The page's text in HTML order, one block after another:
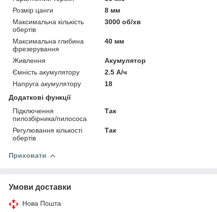
Розмір цанги
8 мм
Максимальна кількість
обертів
3000 об/хв
Максимальна глибина
фрезерування
40 мм
Живлення
Акумулятор
Ємність акумулятору
2.5 А/ч
Напруга акумулятору
18
Додаткові функції
Підключення
пилозбірника/пилососа
Так
Регулювання кількості
обертів
Так
Приховати
Умови доставки
Нова Пошта